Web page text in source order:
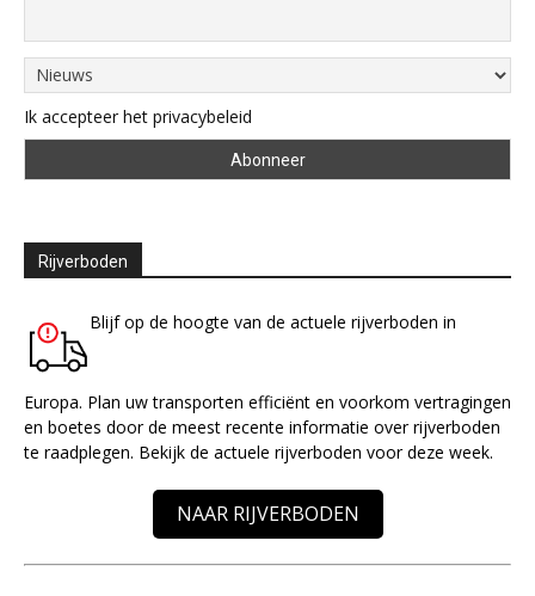
Ik accepteer het privacybeleid
Rijverboden
Blijf op de hoogte van de actuele rijverboden in
Europa. Plan uw transporten efficiënt en voorkom vertragingen
en boetes door de meest recente informatie over rijverboden
te raadplegen. Bekijk de actuele rijverboden voor deze week.
NAAR RIJVERBODEN